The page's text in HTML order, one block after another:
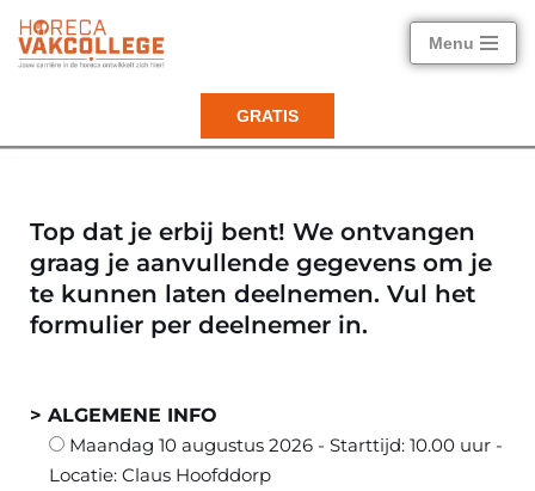
Ga
inhoud
Menu
GRATIS
Top dat je erbij bent! We ontvangen
graag je aanvullende gegevens om je
te kunnen laten deelnemen. Vul het
formulier per deelnemer in.
> ALGEMENE INFO
Maandag 10 augustus 2026 - Starttijd: 10.00 uur -
Locatie: Claus Hoofddorp